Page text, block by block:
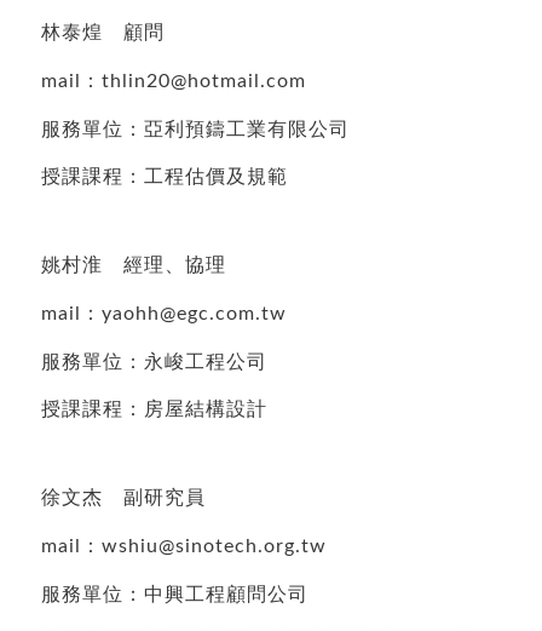
林泰煌 顧問
mail：thlin20@hotmail.com
服務單位：亞利預鑄工業有限公司
授課課程：工程估價及規範
姚村淮 經理、協理
mail：yaohh@egc.com.tw
服務單位：永峻工程公司
授課課程：房屋結構設計
徐文杰 副研究員
mail：wshiu@sinotech.org.tw
服務單位：中興工程顧問公司